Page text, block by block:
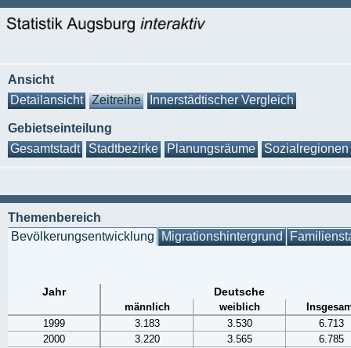
Ansicht
Detailansicht
Zeitreihe Innerstädtischer Vergleich
Gebietseinteilung
Gesamtstadt
Stadtbezirke Planungsräume Sozialregionen
Themenbereich
Bevölkerungsentwicklung Migrationshintergrund
Jahr Deutsche
männlich weiblich
1999
3.183 3.530
6.713
2000
3.220 3.565
6.785